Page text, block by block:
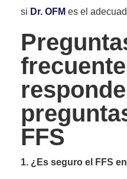
si Dr. OFM es el
FFS
1. ¿Es seguro el FFS